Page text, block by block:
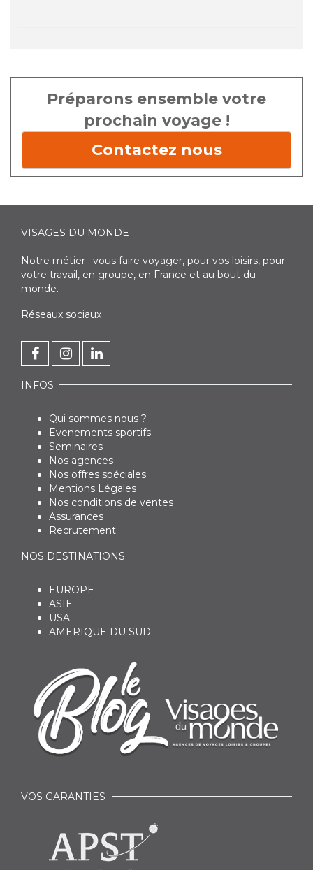
Préparons ensemble votre
prochain voyage !
Contactez nous
VISAGES DU MONDE
Notre métier : vous faire voyager, pour vos loisirs, pour
votre travail, en groupe, en France et au bout du
monde.
Réseaux sociaux
INFOS
Qui sommes nous ?
Evenements sportifs
Seminaires
Nos agences
Nos offres spéciales
Mentions Légales
Nos conditions de ventes
Assurances
Recrutement
NOS DESTINATIONS
EUROPE
ASIE
USA
AMERIQUE DU SUD
VOS GARANTIES